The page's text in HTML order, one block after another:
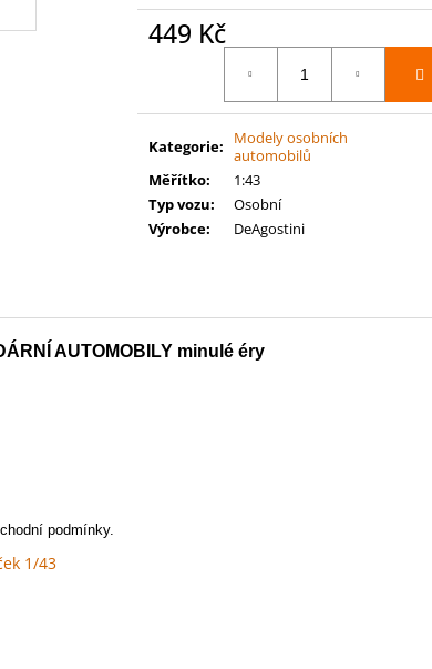
449 Kč
Kategorie:
Modely osobních
automobilů
Měřítko:
1:43
Typ vozu:
Osobní
Výrobce: DeAgostini
AUTOMOBILY minulé éry
podmínky.
1/43